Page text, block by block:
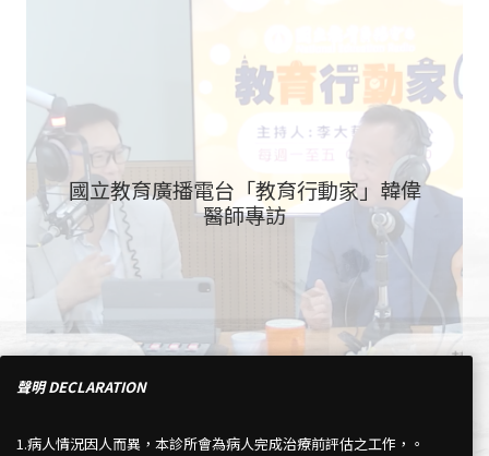
國立教育廣播電台「教育行動家」韓偉
醫師專訪
聲明 DECLARATION
1.病人情況因人而異，本診所會為病人完成治療前評估之工作，。